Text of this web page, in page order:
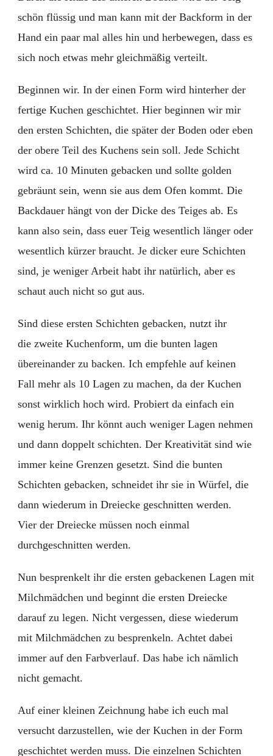
schön flüssig und man kann mit der Backform in der
Hand ein paar mal alles hin und herbewegen, dass es
sich noch etwas mehr gleichmäßig verteilt.
Beginnen wir. In der einen Form wird hinterher der
fertige Kuchen geschichtet. Hier beginnen wir mir
den ersten Schichten, die später der Boden oder eben
der obere Teil des Kuchens sein soll. Jede Schicht
wird ca. 10 Minuten gebacken und sollte golden
gebräunt sein, wenn sie aus dem Ofen kommt. Die
Backdauer hängt von der Dicke des Teiges ab. Es
kann also sein, dass euer Teig wesentlich länger oder
wesentlich kürzer braucht. Je dicker eure Schichten
sind, je weniger Arbeit habt ihr natürlich, aber es
schaut auch nicht so gut aus.
Sind diese ersten Schichten gebacken, nutzt ihr
die zweite Kuchenform, um die bunten lagen
übereinander zu backen. Ich empfehle auf keinen
Fall mehr als 10 Lagen zu machen, da der Kuchen
sonst wirklich hoch wird. Probiert da einfach ein
wenig herum. Ihr könnt auch weniger Lagen nehmen
und dann doppelt schichten. Der Kreativität sind wie
immer keine Grenzen gesetzt. Sind die bunten
Schichten gebacken, schneidet ihr sie in Würfel, die
dann wiederum in Dreiecke geschnitten werden.
Vier der Dreiecke müssen noch einmal
durchgeschnitten werden.
Nun besprenkelt ihr die ersten gebackenen Lagen mit
Milchmädchen und beginnt die ersten Dreiecke
darauf zu legen. Nicht vergessen, diese wiederum
mit Milchmädchen zu besprenkeln. Achtet dabei
immer auf den Farbverlauf. Das habe ich nämlich
nicht gemacht.
Auf einer kleinen Zeichnung habe ich euch mal
versucht darzustellen, wie der Kuchen in der Form
geschichtet werden muss. Die einzelnen Schichten